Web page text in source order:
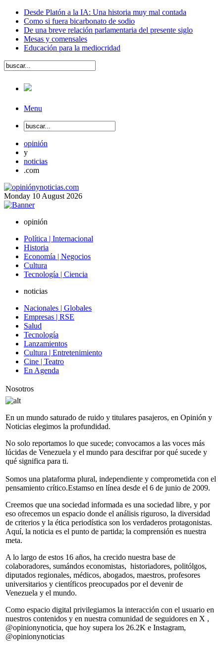
Desde Platón a la IA: Una historia muy mal contada
Como si fuera bicarbonato de sodio
De una breve relación parlamentaria del presente siglo
Mesas y comensales
Educación para la mediocridad
Menu
opinión
y
noticias
.com
Monday 10 August 2026
opinión
Política | Internacional
Historia
Economía | Negocios
Cultura
Tecnología | Ciencia
noticias
Nacionales | Globales
Empresas | RSE
Salud
Tecnología
Lanzamientos
Cultura | Entretenimiento
Cine | Teatro
En Agenda
Nosotros
En un mundo saturado de ruido y titulares pasajeros, en Opinión y
Noticias elegimos la profundidad.
No solo reportamos lo que sucede; convocamos a las voces más
lúcidas de Venezuela y el mundo para descifrar por qué sucede y
qué significa para ti.
Somos una plataforma plural, independiente y comprometida con el
pensamiento crítico.Estamso en línea desde el 6 de junio de 2009.
Creemos que una sociedad informada es una sociedad libre, y por
eso ofrecemos un espacio donde el análisis riguroso, la diversidad
de criterios y la ética periodística son los verdaderos protagonistas.
Aquí, la noticia es el punto de partida; la comprensión es nuestra
meta.
A lo largo de estos 16 años, ha crecido nuestra base de
colaboradores, sumándos economistas, historiadores, politólgos,
diputados regionales, médicos, abogados, maestros, profesores
universitarios y científicos preocupados por el devenir de
Venezuela y el mundo.
Como espacio digital privilegiamos la interacción con el usuario en
nuestros contenidos y en nuestra comunidad de seguidores en X ,
@opinionynoticia, que hoy supera los 26.2K e Instagram,
@opinionynoticias